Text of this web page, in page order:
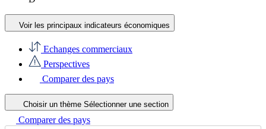
Voir les principaux indicateurs économiques
Echanges commerciaux
Perspectives
Comparer des pays
Choisir un thème Sélectionner une section
Comparer des pays